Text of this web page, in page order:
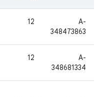
A-
348473863
12
A-
348681334
12